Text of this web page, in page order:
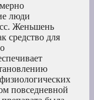
люди
Женьшень
средство для
повседневной